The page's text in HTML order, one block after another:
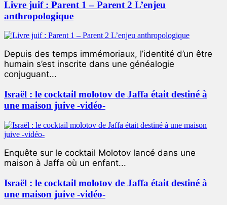
Livre juif : Parent 1 – Parent 2 L’enjeu
anthropologique
Depuis des temps immémoriaux, l’identité d’un être
humain s’est inscrite dans une généalogie
conjuguant...
Israël : le cocktail molotov de Jaffa était destiné à
une maison juive -vidéo-
Enquête sur le cocktail Molotov lancé dans une
maison à Jaffa où un enfant...
Israël : le cocktail molotov de Jaffa était destiné à
une maison juive -vidéo-